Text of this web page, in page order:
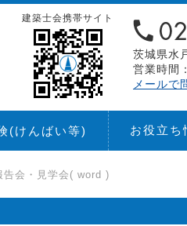
茨城県水
営業時間
メールで
建築士会携帯サイト
(けんばい等) お役立ち
会・見学会( word )